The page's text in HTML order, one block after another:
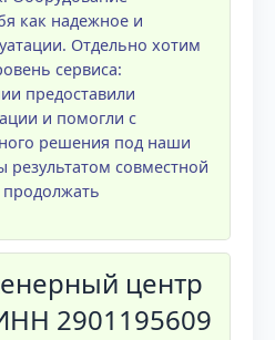
как надежное и
Отдельно хотим
сервиса:
предоставили
и помогли с
решения под наши
совместной
центр
2901195609